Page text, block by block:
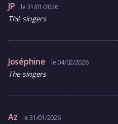
JP le 31/01/2026
Thé singers
Joséphine le 04/02/2026
The singers
Az le 31/01/2026